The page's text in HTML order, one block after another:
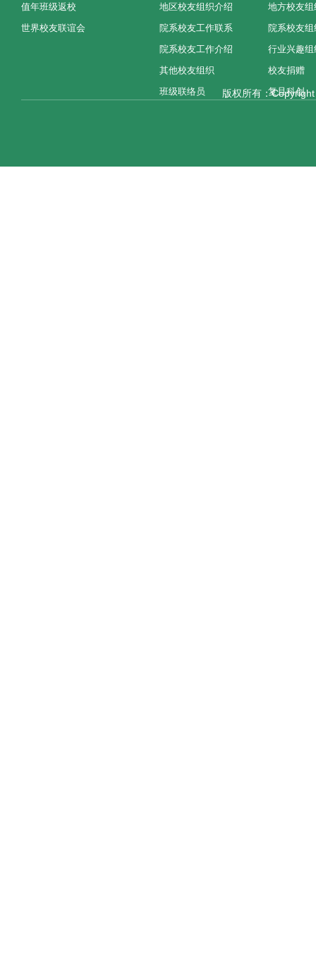
值年班级返校
世界校友联谊会
地区校友组织介绍
院系校友工作联系
院系校友工作介绍
其他校友组织
班级联络员
地方校友组
院系校友组
行业兴趣组
校友捐赠
复旦科创
版权所有：